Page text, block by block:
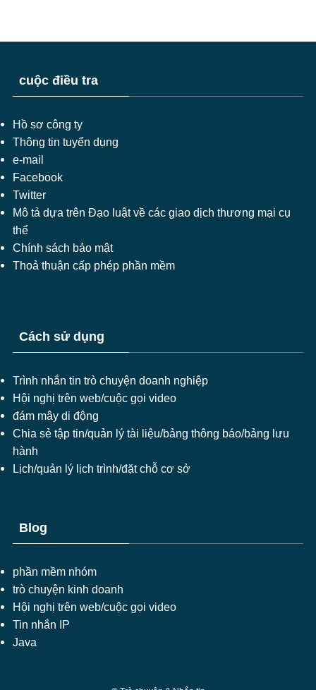
cuộc điều tra
Hồ sơ công ty
Thông tin tuyển dụng
e-mail
Facebook
Twitter
Mô tả dựa trên Đạo luật về các giao dịch thương mại cụ
thể
Chính sách bảo mật
Thoả thuận cấp phép phần mềm
Cách sử dụng
Trình nhắn tin trò chuyện doanh nghiệp
Hội nghị trên web/cuộc gọi video
đám mây di động
Chia sẻ tập tin/quản lý tài liệu/bảng thông báo/bảng lưu
hành
Lịch/quản lý lịch trình/đặt chỗ cơ sở
Blog
phần mềm nhóm
trò chuyện kinh doanh
Hội nghị trên web/cuộc gọi video
Tin nhắn IP
Java